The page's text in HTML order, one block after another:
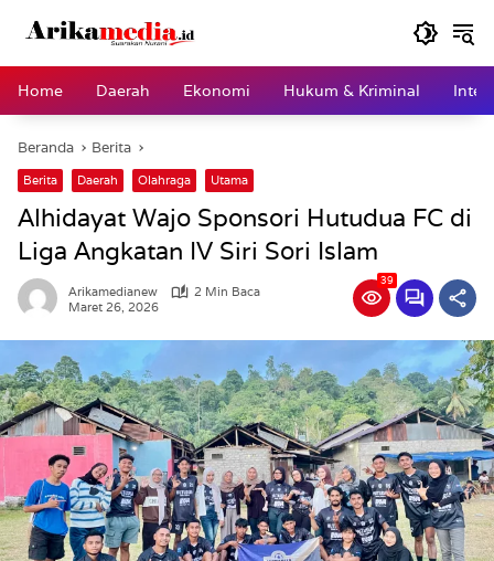
Home
Daerah Ekonomi Hukum & Kriminal
Beranda Berita
Berita Daerah Olahraga Utama
Alhidayat Wajo Sponsori Hutudua FC di
Liga Angkatan IV Siri Sori Islam
Arikamedianew
2 Min Baca
Maret 26, 2026
39